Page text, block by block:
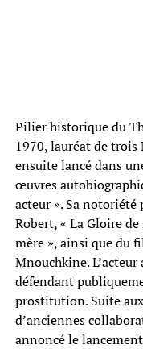
Pilier historique du
1970, lauréat de trois
ensuite lancé dans
œuvres
acteur ». Sa notoriété
Robert, « La Gloire
mère », ainsi que du
Mnouchkine.
défendant
prostitution. Suite
d’anciennes
annoncé le